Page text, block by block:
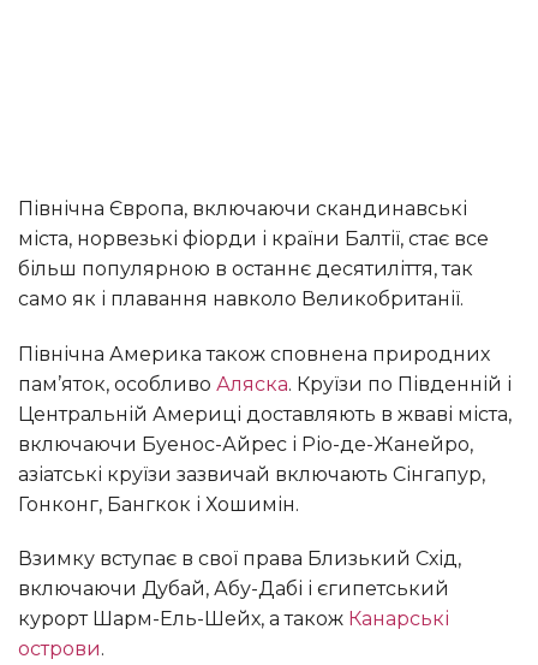
Північна Європа, включаючи скандинавські
міста, норвезькі фіорди і країни Балтії, стає все
більш популярною в останнє десятиліття, так
само як і плавання навколо Великобританії.
Північна Америка також сповнена природних
пам’яток, особливо Аляска. Круїзи по Південній і
Центральній Америці доставляють в жваві міста,
включаючи Буенос-Айрес і Ріо-де-Жанейро,
азіатські круїзи зазвичай включають Сінгапур,
Гонконг, Бангкок і Хошимін.
Взимку вступає в свої права Близький Схід,
включаючи Дубай, Абу-Дабі і єгипетський
курорт Шарм-Ель-Шейх, а також Канарські
острови.